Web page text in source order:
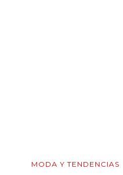
MODA Y TENDENCIAS